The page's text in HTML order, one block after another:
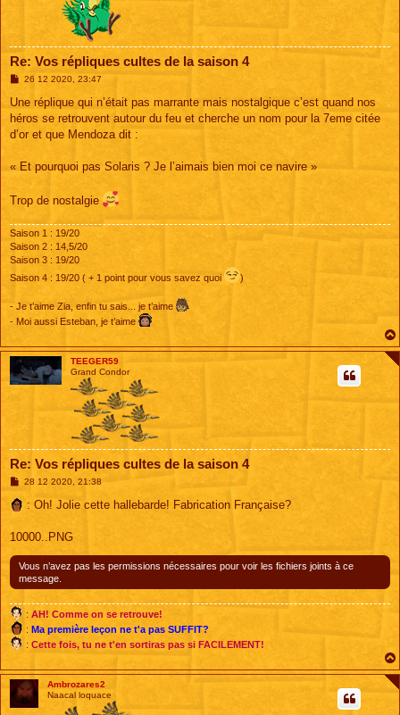
Re: Vos répliques cultes de la saison 4
M
s
a
g
26 12 2020, 23:47
Une réplique qui n’était pas marrante mais nostalgique c’est quand nos
héros se retrouvent autour du feu et cherche un nom pour la 7eme citée
d’or et que Mendoza dit :
« Et pourquoi pas Solaris ? Je l’aimais bien moi ce navire »
Trop de nostalgie
Saison 1 : 19/20
Saison 2 : 14,5/20
Saison 3 : 19/20
Saison 4 : 19/20 ( + 1 point pour vous savez quoi
)
- Je t’aime Zia, enfin tu sais... je t’aime
- Moi aussi Esteban, je t’aime
TEEGER59
Grand Condor
Re: Vos répliques cultes de la saison 4
M
s
s
g
28 12 2020, 21:38
: Oh! Jolie cette hallebarde! Fabrication Française?
10000..PNG
Vous n’avez pas les permissions nécessaires pour voir les fichiers joints à ce
message.
: AH! Comme on se retrouve!
: Ma première leçon ne t'a pas SUFFIT?
: Cette fois, tu ne t'en sortiras pas si FACILEMENT!
Ambrozares2
Naacal loquace